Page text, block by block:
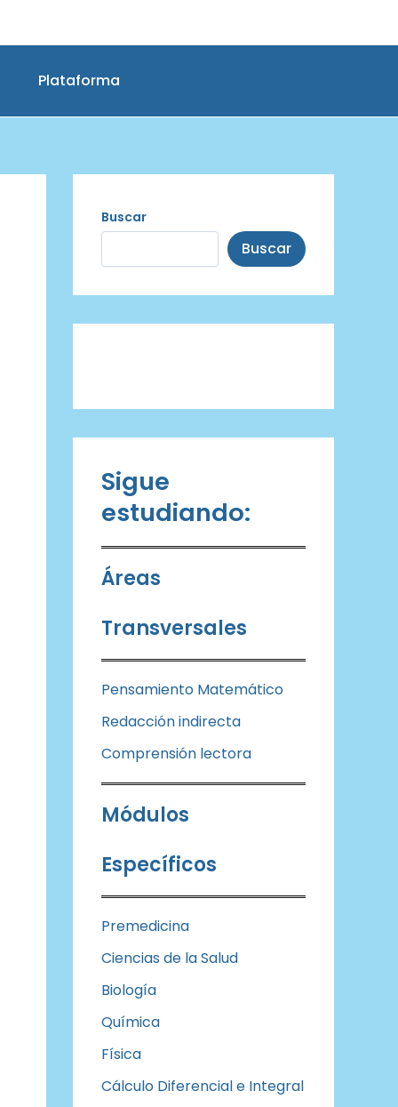
Plataforma
Buscar
Buscar
Sigue
estudiando:
Áreas
Transversales
Pensamiento Matemático
Redacción indirecta
Comprensión lectora
Módulos
Específicos
Premedicina
Ciencias de la Salud
Biología
Química
Física
Cálculo Diferencial e Integral